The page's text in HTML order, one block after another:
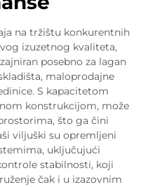
na tržištu konkurentnih
izuzetnog kvaliteta,
posebno za lagan
maloprodajne
S kapacitetom
konstrukcijom, može
što ga čini
viljuški su opremljeni
uključujući
stabilnosti, koji
čak i u izazovnim